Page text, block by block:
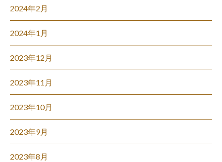
2024年2月
2024年1月
2023年12月
2023年11月
2023年10月
2023年9月
2023年8月